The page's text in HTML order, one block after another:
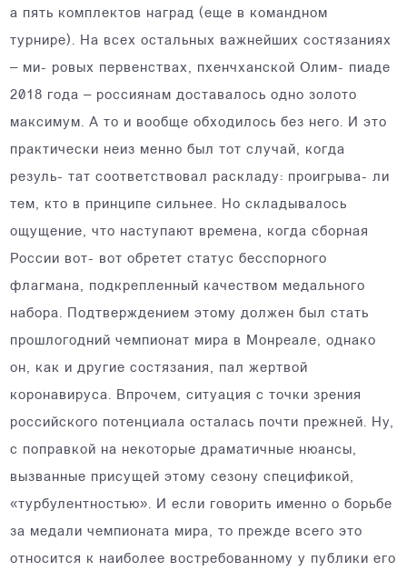
а пять комплектов наград (еще в командном
турнире). На всех остальных важнейших состязаниях
– ми- ровых первенствах, пхенчханской Олим- пиаде
2018 года – россиянам доставалось одно золото
максимум. А то и вообще обходилось без него. И это
практически неиз менно был тот случай, когда
резуль- тат соответствовал раскладу: проигрыва- ли
тем, кто в принципе сильнее. Но складывалось
ощущение, что наступают времена, когда сборная
России вот- вот обретет статус бесспорного
флагмана, подкрепленный качеством медального
набора. Подтверждением этому должен был стать
прошлогодний чемпионат мира в Монреале, однако
он, как и другие состязания, пал жертвой
коронавируса. Впрочем, ситуация с точки зрения
российского потенциала осталась почти прежней. Ну,
с поправкой на некоторые драматичные нюансы,
вызванные присущей этому сезону спецификой,
«турбулентностью». И если говорить именно о борьбе
за медали чемпионата мира, то прежде всего это
относится к наиболее востребованному у публики его